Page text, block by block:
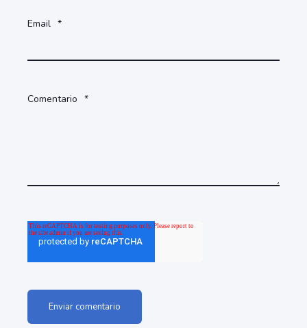
Email *
Comentario *